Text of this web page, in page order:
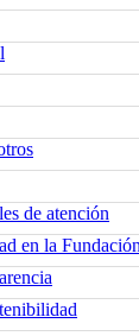
de atención
en la